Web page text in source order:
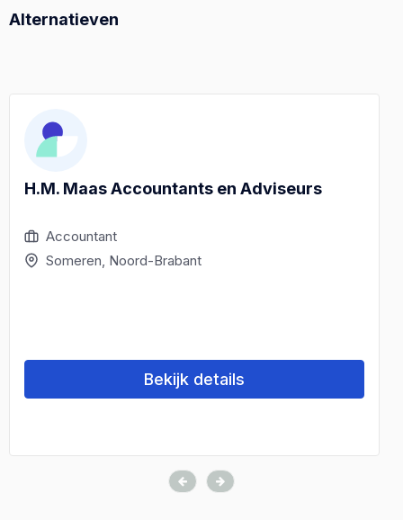
Alternatieven
H.M. Maas Accountants en Adviseurs
Accountant
Someren, Noord-Brabant
Bekijk details